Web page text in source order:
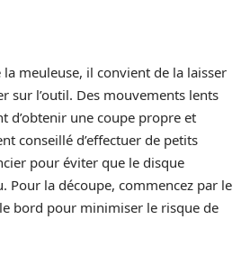
la meuleuse, il convient de la laisser
sur l’outil. Des mouvements lents
d’obtenir une coupe propre et
conseillé d’effectuer de petits
pour éviter que le disque
Pour la découpe, commencez par le
bord pour minimiser le risque de